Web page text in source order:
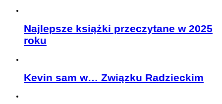
Najlepsze książki przeczytane w 2025
roku
Kevin sam w… Związku Radzieckim